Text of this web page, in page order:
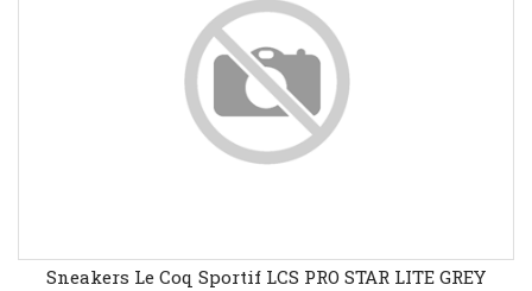
Sneakers Le Coq Sportif LCS PRO STAR LITE GREY